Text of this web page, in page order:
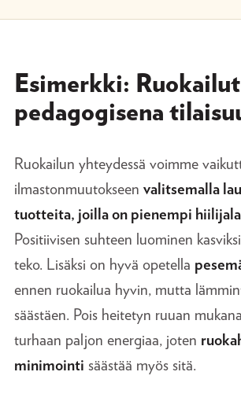
Esimerkki:
pedagogisena
Ruokailun yhteydessä voimme
ilmastonmuutokseen valitsemalla
tuotteita, joilla on pienempi
Positiivisen suhteen luominen
teko. Lisäksi on hyvä opetella
ennen ruokailua hyvin, mutta
säästäen. Pois heitetyn ruuan
turhaan paljon energiaa, joten
minimointi säästää myös sitä.